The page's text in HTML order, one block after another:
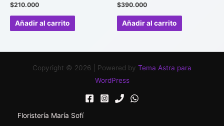
Valorado
en
0
$210.000
Añadir al carrito
Valorado
en
0
$390.000
Añadir al carrito
Copyright © 2026 | Powered by Tema Astra para
WordPress
Floristería María Sofí